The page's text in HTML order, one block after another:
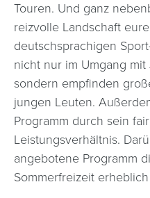
Touren. Und ganz
reizvolle Landschaft
deutschsprachigen
nicht nur im Umgang
sondern empfinden
jungen Leuten.
Programm durch sein
Leistungsverhältnis.
angebotene Programm
Sommerfreizeit